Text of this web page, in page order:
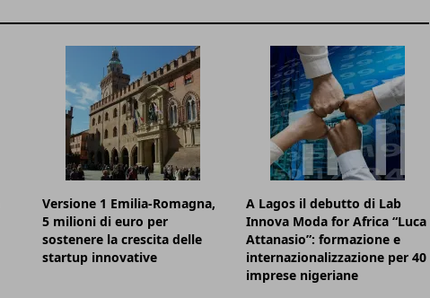
Versione 1 Emilia-Romagna,
5 milioni di euro per
sostenere la crescita delle
startup innovative
A Lagos il debutto di Lab
Innova Moda for Africa “Luca
Attanasio”: formazione e
internazionalizzazione per 40
imprese nigeriane